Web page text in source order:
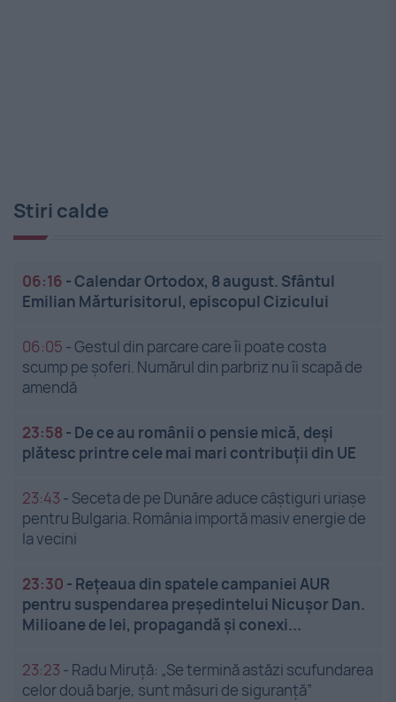
Stiri calde
06:16 -Calendar Ortodox, 8 august. Sfântul
Emilian Mărturisitorul, episcopul Cizicului
06:05 -Gestul din parcare care îi poate costa
scump pe șoferi. Numărul din parbriz nu îi scapă de
amendă
23:58 - De ce au românii o pensie mică, deși
plătesc printre cele mai mari contribuții din UE
23:43 - Seceta de pe Dunăre aduce câștiguri uriașe
pentru Bulgaria. România importă masiv energie de
la vecini
23:30 - Rețeaua din spatele campaniei AUR
pentru suspendarea președintelui Nicușor Dan.
Milioane de lei, propagandă și conexi...
23:23 - Radu Miruță: „Se termină astăzi scufundarea
celor două barje, sunt măsuri de siguranţă”